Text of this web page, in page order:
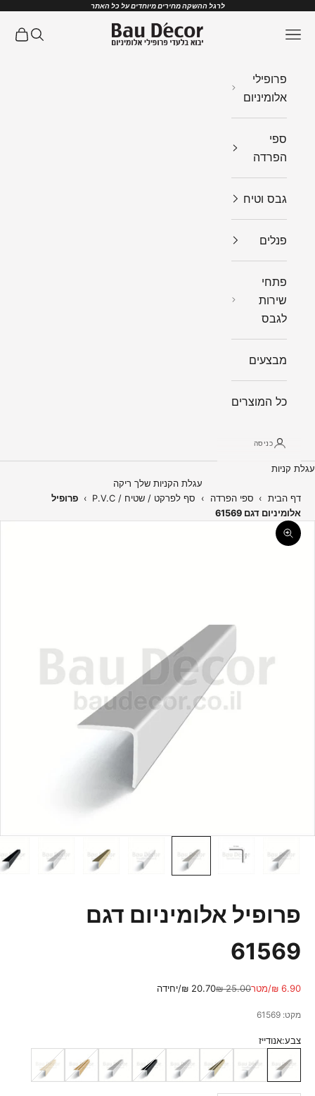
לרגל ההשקה מחירים מיוחדים על כל האתר
Bau Decor תפריט חיפושעגלת
פרופילי
אלומיניום
ספי
הפרדה
גבס וטיח
פנלים
פתחי
שירות
לגבס
מבצעים
כל המוצרים
כניסה
עגלת קניות
עגלת הקניות שלך ריקה
דף הבית › ספי הפרדה › סף לפרקט / שטיח / P.V.C ›
פרופיל
אלומיניום דגם 61569
תקריב
פרופיל אלומיניום דגם
61569
מחיר מבצע
6.90 ₪/מטר מחיר רגיל
25.00 ₪ 20.70 ₪/יחידה
מקט: 61569
צבע:אנודייז
ברונזה שחור זהב פרגמון